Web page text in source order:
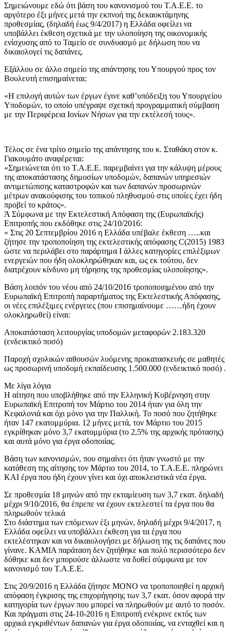
Σημειώνουμε εδώ ότι βάση του κανονισμού του Τ.Α.Ε.Ε. το
αργότερο έξι μήνες μετά την εκπνοή της δεκαοκτάμηνης
προθεσμίας, (δηλαδή έως 9/4/2017) η Ελλάδα οφείλει να
υποβάλλει έκθεση σχετικά με την υλοποίηση της οικονομικής
ενίσχυσης από το Ταμείο σε συνδυασμό με δήλωση που να
δικαιολογεί τις δαπάνες.
Εξάλλου σε άλλο σημείο της απάντησης του Υπουργού προς τον
Βουλευτή επισημαίνεται:
«Η επιλογή αυτών των έργων έγινε καθ’υπόδειξη του Υπουργείου
Υποδομών, το οποίο υπέγραψε σχετική προγραμματική σύμβαση
με την Περιφέρεια Ιονίων Νήσων για την εκτέλεσή τους».
Τέλος σε ένα τρίτο σημείο της απάντησης του κ. Σταθάκη στον κ.
Γιακουμάτο αναφέρεται:
«Σημειώνεται ότι το Τ.Α.Ε.Ε. παρεμβαίνει για την κάλυψη μέρους
της αποκατάστασης δημοσίων υποδομών, δαπανών υπηρεσιών
αντιμετώπισης καταστροφών και των δαπανών προσωρινών
μέτρων ανακούφισης του τοπικού πληθυσμού στις οποίες έχει ήδη
προβεί το κράτος».
Ά Σύμφωνα με την Εκτελεστική Απόφαση της (Ευρωπαϊκής)
Επιτροπής που εκδόθηκε στις 24/10/2016:
« Στις 20 Σεπτεμβρίου 2016 η Ελλάδα υπέβαλε έκθεση …..και
ζήτησε την τροποποίηση της εκτελεστικής απόφασης C(2015) 1983
ώστε να περιλάβει στο παράρτημα Ι άλλες κατηγορίες επιλέξιμων
ενεργειών που ήδη ολοκληρώθηκαν και, ως εκ τούτου, δεν
διατρέχουν κίνδυνο μη τήρησης της προθεσμίας υλοποίησης».
Βάση λοιπόν του νέου από 24/10/2016 τροποποιημένου από την
Ευρωπαϊκή Επιτροπή παραρτήματος της Εκτελεστικής Απόφασης,
οι νέες επιλέξιμες ενέργειες (που επισημαίνουμε ……ήδη έχουν
ολοκληρωθεί) είναι:
Αποκατάσταση λειτουργίας υποδομών μεταφορών 2.183.320
(ενδεικτικό ποσό)
Παροχή σχολικών αιθουσών λυόμενης προκατασκευής σε μαθητές
ως προσωρινή υποδομή εκπαίδευσης 1.500.000 (ενδεικτικό ποσό) .
Με λίγα λόγια
Η αίτηση που υποβλήθηκε από την Ελληνική Κυβέρνηση στην
Ευρωπαϊκή Επιτροπή τον Μάρτιο του 2014 ήταν για όλη την
Κεφαλονιά και όχι μόνο για την Παλλική. Το ποσό που ζητήθηκε
ήταν 147 εκατομμύρια. 12 μήνες μετά, τον Μάρτιο του 2015
εγκρίθηκαν μόνο 3,7 εκατομμύρια (το 2,5% της αρχικής πρότασης)
και αυτά μόνο για έργα οδοποιίας.
Βάση των κανονισμών, που σημαίνει ότι ήταν γνωστό με την
κατάθεση της αίτησης τον Μάρτιο του 2014, το Τ.Α.Ε.Ε. πληρώνει
ΚΑΙ έργα που ήδη έχουν γίνει και όχι αποκλειστικά νέα έργα.
Σε προθεσμία 18 μηνών από την εκταμίευση των 3,7 εκατ. δηλαδή
μέχρι 9/10/2016, θα έπρεπε να έχουν εκτελεστεί τα έργα που θα
πληρωθούν τελικά
Στο διάστημα των επόμενων έξι μηνών, δηλαδή μέχρι 9/4/2017, η
Ελλάδα οφείλει να υποβάλλει έκθεση για τα έργα που
εκτελέστηκαν και να δικαιολογήσει με δήλωση της τις δαπάνες που
γίνανε. ΚΑΜΙΑ παράταση δεν ζητήθηκε και πολύ περισσότερο δεν
δόθηκε και δεν μπορούσε άλλωστε να δοθεί σύμφωνα με τον
κανονισμό του Τ.Α.Ε.Ε.
Στις 20/9/2016 η Ελλάδα ζήτησε ΜOΝO να τροποποιηθεί η αρχική
απόφαση έγκρισης της επιχορήγησης των 3,7 εκατ. όσον αφορά την
κατηγορία των έργων που μπορεί να πληρωθούν με αυτό το ποσόν.
Και πράγματι στις 24-10-2016 η Επιτροπή ενέκρινε εκτός των
αρχικά εγκριθέντων δαπανών για έργα οδοποιίας, να ενταχθεί και η